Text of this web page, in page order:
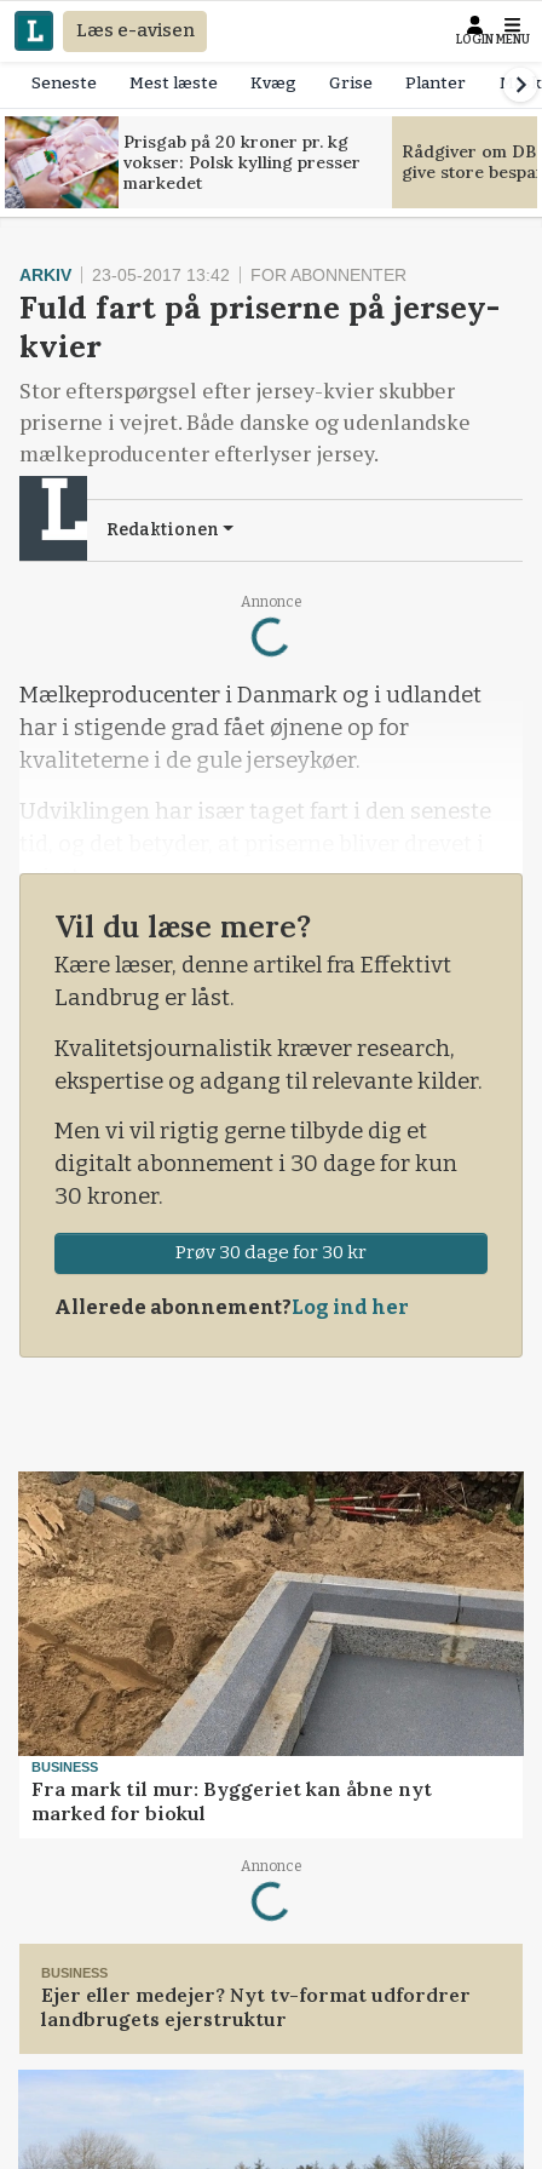
Læs e-avisen LOGIN MENU
Seneste Mest læste Kvæg Grise Planter
Prisgab på 20 kroner pr. kg
vokser: Polsk kylling presser
markedet
Rådgiver om
give store
Annonce
Loading...
ARKIV 23-05-2017 13:42 FOR ABONNENTER
Fuld fart på priserne på jersey-
kvier
Stor efterspørgsel efter jersey-kvier skubber
priserne i vejret. Både danske og udenlandske
mælkeproducenter efterlyser jersey.
Redaktionen
Mælkeproducenter i Danmark og i udlandet
har i stigende grad fået øjnene op for
kvaliteterne i de gule jerseykøer.
Udviklingen har især taget fart i den seneste
vejret.
- Lige nu koster en ikke drægtig kvie på 12 til 14
måneder godt 8000 kroner. Kælvekvier, som
kælver henover sommeren, koster omkring
topdyr, siger Niels Jørgensen, forretningsfører
hos Dansk Jersey Export.
Vil du læse mere?
Kære læser, denne artikel fra Effektivt
Landbrug er låst.
Kvalitetsjournalistik kræver research,
ekspertise og adgang til relevante kilder.
Men vi vil rigtig gerne tilbyde dig et
digitalt abonnement i 30 dage for kun
30 kroner.
Prøv 30 dage for 30 kr
Allerede abonnement?Log ind her
BUSINESS
Fra mark til mur: Byggeriet kan åbne nyt
marked for biokul
Annonce
Loading...
BUSINESS
Ejer eller medejer? Nyt tv-format udfordrer
landbrugets ejerstruktur